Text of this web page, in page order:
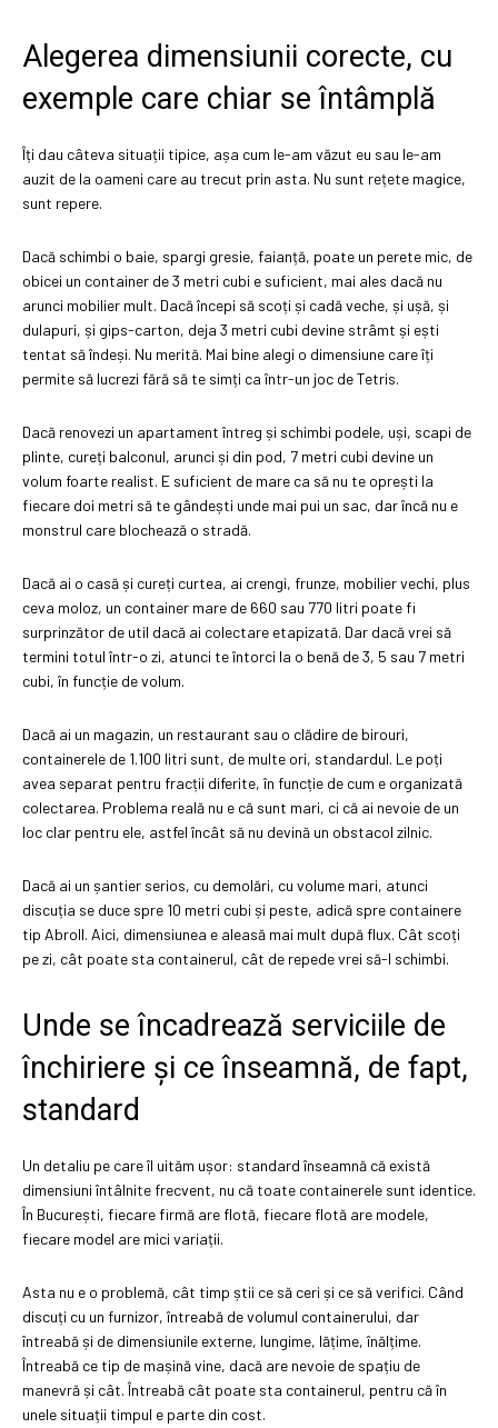
Alegerea dimensiunii corecte, cu
exemple care chiar se întâmplă
Îți dau câteva situații tipice, așa cum le-am văzut eu sau le-am
auzit de la oameni care au trecut prin asta. Nu sunt rețete magice,
sunt repere.
Dacă schimbi o baie, spargi gresie, faianță, poate un perete mic, de
obicei un container de 3 metri cubi e suficient, mai ales dacă nu
arunci mobilier mult. Dacă începi să scoți și cadă veche, și ușă, și
dulapuri, și gips-carton, deja 3 metri cubi devine strâmt și ești
tentat să îndeși. Nu merită. Mai bine alegi o dimensiune care îți
permite să lucrezi fără să te simți ca într-un joc de Tetris.
Dacă renovezi un apartament întreg și schimbi podele, uși, scapi de
plinte, cureți balconul, arunci și din pod, 7 metri cubi devine un
volum foarte realist. E suficient de mare ca să nu te oprești la
fiecare doi metri să te gândești unde mai pui un sac, dar încă nu e
monstrul care blochează o stradă.
Dacă ai o casă și cureți curtea, ai crengi, frunze, mobilier vechi, plus
ceva moloz, un container mare de 660 sau 770 litri poate fi
surprinzător de util dacă ai colectare etapizată. Dar dacă vrei să
termini totul într-o zi, atunci te întorci la o benă de 3, 5 sau 7 metri
cubi, în funcție de volum.
Dacă ai un magazin, un restaurant sau o clădire de birouri,
containerele de 1.100 litri sunt, de multe ori, standardul. Le poți
avea separat pentru fracții diferite, în funcție de cum e organizată
colectarea. Problema reală nu e că sunt mari, ci că ai nevoie de un
loc clar pentru ele, astfel încât să nu devină un obstacol zilnic.
Dacă ai un șantier serios, cu demolări, cu volume mari, atunci
discuția se duce spre 10 metri cubi și peste, adică spre containere
tip Abroll. Aici, dimensiunea e aleasă mai mult după flux. Cât scoți
pe zi, cât poate sta containerul, cât de repede vrei să-l schimbi.
Unde se încadrează serviciile de
închiriere și ce înseamnă, de fapt,
standard
Un detaliu pe care îl uităm ușor: standard înseamnă că există
dimensiuni întâlnite frecvent, nu că toate containerele sunt identice.
În București, fiecare firmă are flotă, fiecare flotă are modele,
fiecare model are mici variații.
Asta nu e o problemă, cât timp știi ce să ceri și ce să verifici. Când
discuți cu un furnizor, întreabă de volumul containerului, dar
întreabă și de dimensiunile externe, lungime, lățime, înălțime.
Întreabă ce tip de mașină vine, dacă are nevoie de spațiu de
manevră și cât. Întreabă cât poate sta containerul, pentru că în
unele situații timpul e parte din cost.